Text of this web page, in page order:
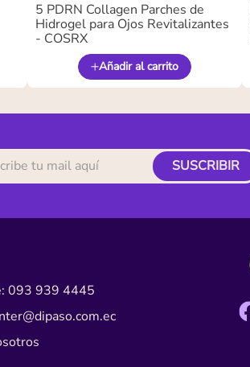
5 PDRN Collagen Parches de
Hidrogel para Ojos Revitalizantes
- COSRX
Añadir al carrito
SUSCRIBIR
093 939 4445